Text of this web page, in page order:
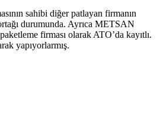
sahibi diğer patlayan firmanın
durumunda. Ayrıca METSAN
firması olarak ATO’da kayıtlı.
yapıyorlarmış.